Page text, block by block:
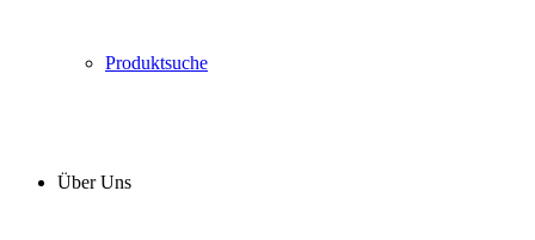
Produktsuche
Über Uns